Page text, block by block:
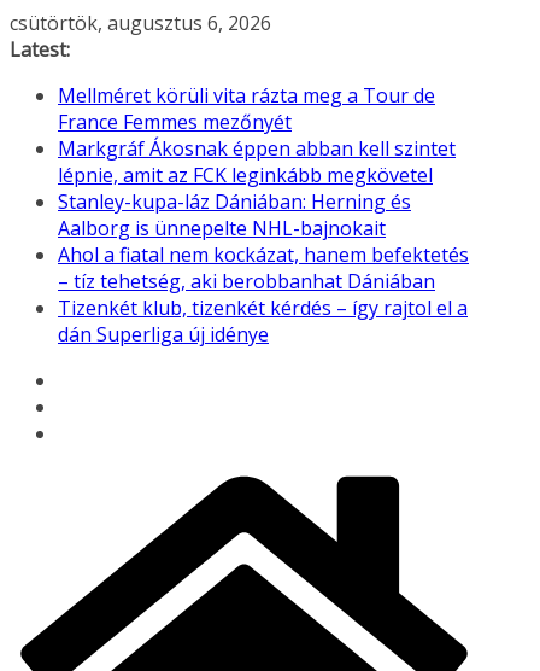
Skip
to
csütörtök, augusztus 6, 2026
Latest:
Mellméret körüli vita rázta meg a Tour de
France Femmes mezőnyét
Markgráf Ákosnak éppen abban kell szintet
lépnie, amit az FCK leginkább megkövetel
Stanley-kupa-láz Dániában: Herning és
Aalborg is ünnepelte NHL-bajnokait
Ahol a fiatal nem kockázat, hanem befektetés
– tíz tehetség, aki berobbanhat Dániában
Tizenkét klub, tizenkét kérdés – így rajtol el a
dán Superliga új idénye